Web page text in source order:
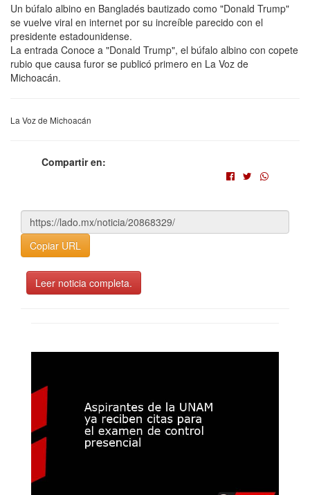
Un búfalo albino en Bangladés bautizado como "Donald Trump"
se vuelve viral en internet por su increíble parecido con el
presidente estadounidense.
La entrada Conoce a "Donald Trump", el búfalo albino con copete
rubio que causa furor se publicó primero en La Voz de
Michoacán.
La Voz de Michoacán
Compartir en:
Copiar URL
Leer noticia completa.